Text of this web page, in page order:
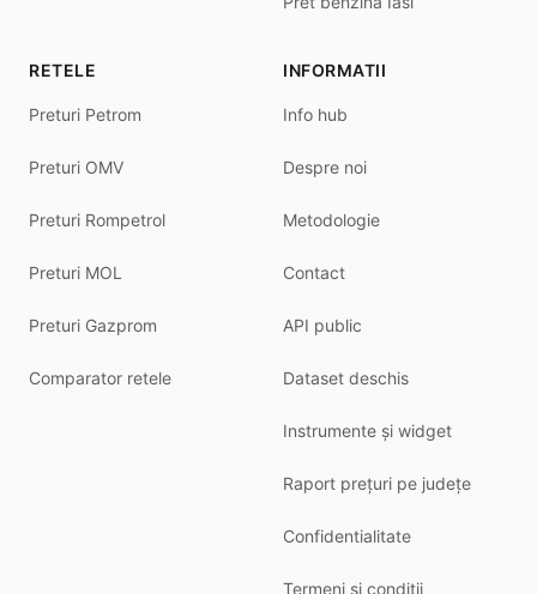
RETELE
Preturi Petrom
Preturi OMV
Preturi Rompetrol
Preturi MOL
Preturi Gazprom
Comparator retele
INFORMATII
Info hub
Despre noi
Metodologie
Contact
API public
Dataset deschis
Instrumente și widget
Raport prețuri pe județe
Confidentialitate
Termeni si conditii